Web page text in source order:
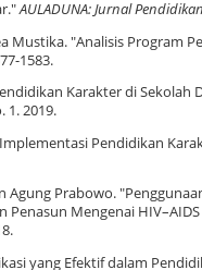
AULADUNA: Jurnal
Mustika. "Analisis Program
1583.
Karakter di Sekolah
1. 2019.
Pendidikan
Agung Prabowo.
Mengenai
yang Efektif dalam